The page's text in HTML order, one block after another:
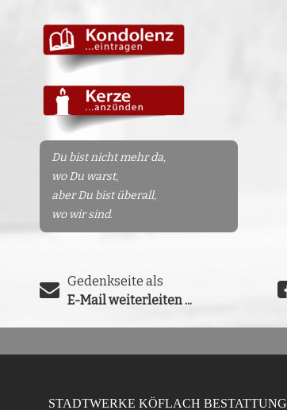
Du bist nicht mehr da,
wo Du warst,
aber Du bist überall,
wo wir sind.
Gedenkseite als
E-Mail weiterleiten ...
STADTWERKE KÖFLACH BESTATTUNG